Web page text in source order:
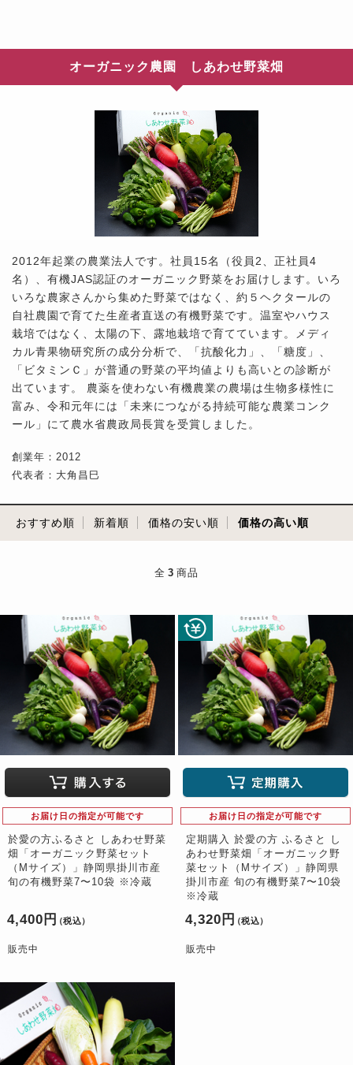
オーガニック農園 しあわせ野菜畑
2012年起業の農業法人です。社員15名（役員2、正社員4
名）、有機JAS認証のオーガニック野菜をお届けします。いろ
いろな農家さんから集めた野菜ではなく、約５ヘクタールの
自社農園で育てた生産者直送の有機野菜です。温室やハウス
栽培ではなく、太陽の下、露地栽培で育てています。メディ
カル青果物研究所の成分分析で、「抗酸化力」、「糖度」、
「ビタミンＣ」が普通の野菜の平均値よりも高いとの診断が
出ています。 農薬を使わない有機農業の農場は生物多様性に
富み、令和元年には「未来につながる持続可能な農業コンク
ール」にて農水省農政局長賞を受賞しました。
創業年：2012
代表者：大角昌巳
おすすめ順 新着順 価格の安い順 価格の高い順
全 3 商品
お届け日の指定が可能です
於愛の方ふるさと しあわせ野菜
畑「オーガニック野菜セット
（Mサイズ）」静岡県掛川市産
旬の有機野菜7〜10袋 ※冷蔵
4,400円 （税込）
販売中
お届け日の指定が可能です
定期購入 於愛の方 ふるさと し
あわせ野菜畑「オーガニック野
菜セット（Mサイズ）」静岡県
掛川市産 旬の有機野菜7〜10袋
※冷蔵
4,320円 （税込）
販売中